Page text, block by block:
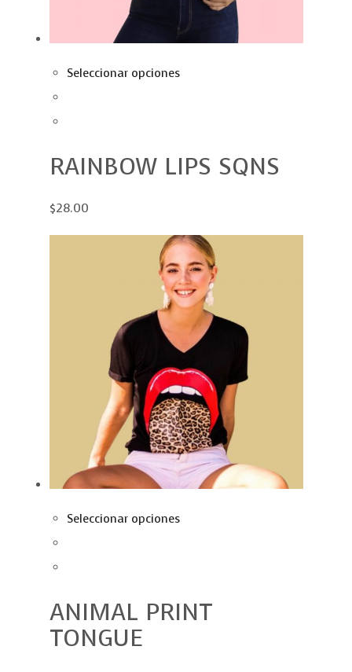
Seleccionar opciones
RAINBOW LIPS SQNS
$28.00
Seleccionar opciones
ANIMAL PRINT
TONGUE